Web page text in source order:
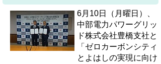
6月10日（月曜日）、
中部電力パワーグリッ
ド株式会社豊橋支社と
「ゼロカーボンシティ
とよはしの実現に向け